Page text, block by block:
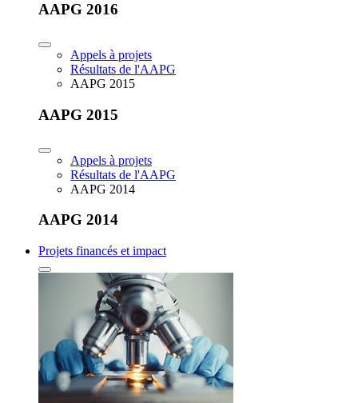
AAPG 2016
Appels à projets
Résultats de l'AAPG
AAPG 2015
AAPG 2015
Appels à projets
Résultats de l'AAPG
AAPG 2014
AAPG 2014
Projets financés et impact